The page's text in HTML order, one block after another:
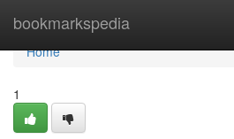
bookmarkspedia
Home
Home
1